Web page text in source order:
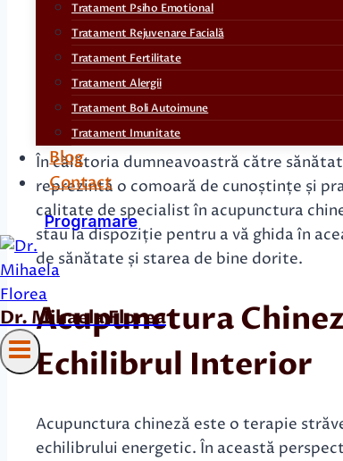
Tratament Psiho Emotional
Tratament Rejuvenare Facială
Tratament Fertilitate
Tratament Alergii
Tratament Boli Autoimune
Tratament Imunitate
Blog
Contact
Programare
Dr. Mihaela Florea
În călătoria dumneavoastră către
reprezintă o comoară de cunoștințe și
calitate de specialist în acupunctura
stau la dispoziție pentru a vă ghida în
de sănătate și starea de bine dorite.
Acupunctura
Echilibrul Interior
Acupunctura chineză este o terapie
echilibrului energetic. În această